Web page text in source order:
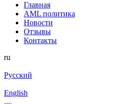
Главная
AML политика
Новости
Отзывы
Контакты
ru
Русский
English